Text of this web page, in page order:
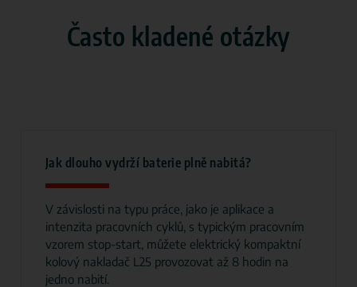
Často kladené otázky
Jak dlouho vydrží baterie plně nabitá?
V závislosti na typu práce, jako je aplikace a
intenzita pracovních cyklů, s typickým pracovním
vzorem stop-start, můžete elektrický kompaktní
kolový nakladač L25 provozovat až 8 hodin na
jedno nabití.